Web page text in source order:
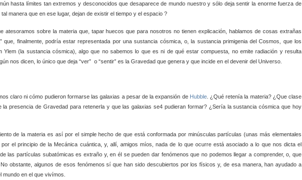
hasta límites tan extremos y desconocidos que desaparece demundo nuestro y sólo deja sentir la enorme fuerza de
manera que en ese lugar, dejan de existir el tiempo y el espacio ?
atesoramos sobre la materia que, tapar huecos que para nosotros no tienen explicación, hablamos de cosas extrañas
” que, finalmente, podría estar representada por una sustancia cósmica, o, la sustancia primigenia del Cosmos, que los
Ylem (la sustancia cósmica), algo que no sabemos lo que es ni de quéestar compuesta, no emite radiación y resulta
nos dicen, lo único que deja “ver” o “sentir” es la Gravedad que genera y que incide en el devenir del Universo.
claro ni cómo pudieron formarse las galaxias a pesar de la expansión de Hubble. ¿Qué retenía la materia? ¿Que clase
la presencia de Gravedad para retenerla y que las galaxias se4 pudieran formar? ¿Sería la sustancia cósmica que hoy
de la materia es así por el simple hecho de que está conformada por minúsculas partículas (unas más elementales
el principio de la Mecánica cuántica, y, allí, amigos míos, nada de lo que ocurre está asociado a lo que nos dicta el
las partículas subatómicas es extraño y, en él se pueden dar fenómenos que no podemos llegar a comprender, o, que
obstante, algunos de esos fenómenos sí que han sido descubiertos por los físicos y, de esa manera, han ayudado a
en el que vivímos.